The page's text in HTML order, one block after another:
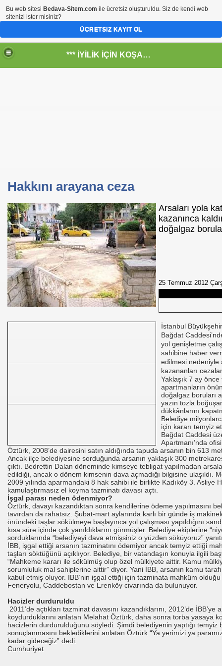
*** İYİLİK İÇİN KOŞANLARIN YERİ***
Hakkını arayana ceza
Arsaları yola
kazanınca
doğalgaz
25 Temmuz 2012
İstanbul
Bağdat
yol genişletme
sahibine haber
edilmesi nedeniyle
kazananları
Yaklaşık 7 ay
apartmanların
doğalgaz boruları
yazın tozla
dükkânlarını
Belediye
için kararı temyiz
Bağdat Caddesi
Apartmanı’nda
Öztürk, 2008’de dairesini satın aldığında tapuda arsanın bin 613
Ancak ilçe belediyesine sorduğunda arsanın yaklaşık 300
çıktı. Bedrettin Dalan döneminde kimseye tebligat yapılmadan
edildiği, ancak o dönem kimsenin dava açmadığı bilgisine ulaşıldı.
2009 yılında aparmandaki 8 hak sahibi ile birlikte Kadıköy 3. Asliye
kamulaştırmasız el koyma tazminatı davası açtı.
İşgal parası neden ödenmiyor?
Öztürk, davayı kazandıktan sonra kendilerine ödeme yapılmasını
tavırdan da rahatsız. Şubat-mart aylarında karlı bir günde iş
önündeki taşlar sökülmeye başlayınca yol çalışması yapıldığını
kısa süre içinde çok yanıldıklarını görmüşler. Belediye ekiplerine
sorduklarında “belediyeyi dava etmişsiniz o yüzden söküyoruz”
İBB, işgal ettiği arsanın tazminatını ödemiyor ancak temyiz ettiği
taşları söktüğünü açıklıyor. Belediye, bir vatandaşın konuyla ilgili
“Mahkeme kararı ile sökülmüş olup özel mülkiyete aittir. Kamu
sorumluluk mal sahiplerine aittir” diyor. Yani İBB, arsanın kamu
kabul etmiş oluyor. İBB’nin işgal ettiği için tazminata mahkûm
Feneryolu, Caddebostan ve Erenköy civarında da bulunuyor.
Hacizler durduruldu
2011’de açtıkları tazminat davasını kazandıklarını, 2012’de İBB’ye
koydurduklarını anlatan Melahat Öztürk, daha sonra torba yasaya
hacizlerin durdurulduğunu söyledi. Şimdi belediyenin yaptığı temyiz
sonuçlanmasını beklediklerini anlatan Öztürk “Ya yerimizi ya
kadar gideceğiz” dedi.
Cumhuriyet
Ne Yapar---
Birbirine Düşürme Oyunu
Vekilimize
AÇTINIZMI?
Bu web sitesi Bedava-Sitem.com ile ücretsiz oluşturuldu. Siz de kendi web
sitenizi ister misiniz?
ÜCRETSIZ KAYIT OL